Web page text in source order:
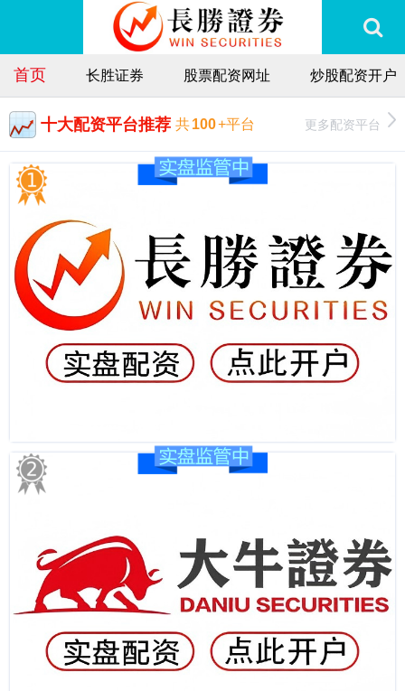
首页 长胜证券 股票配资网址 炒股配资开户
十大配资平台推荐 共100+平台 更多配资平台